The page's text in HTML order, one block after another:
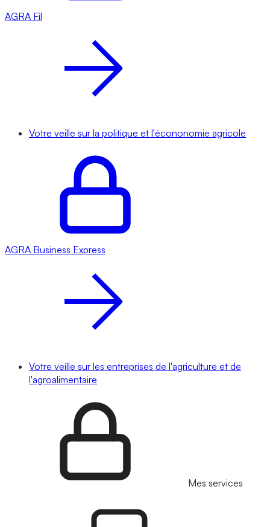
AGRA Fil
Votre veille sur la politique et l'écononomie agricole
AGRA Business Express
Votre veille sur les entreprises de l'agriculture et de
l'agroalimentaire
Mes services